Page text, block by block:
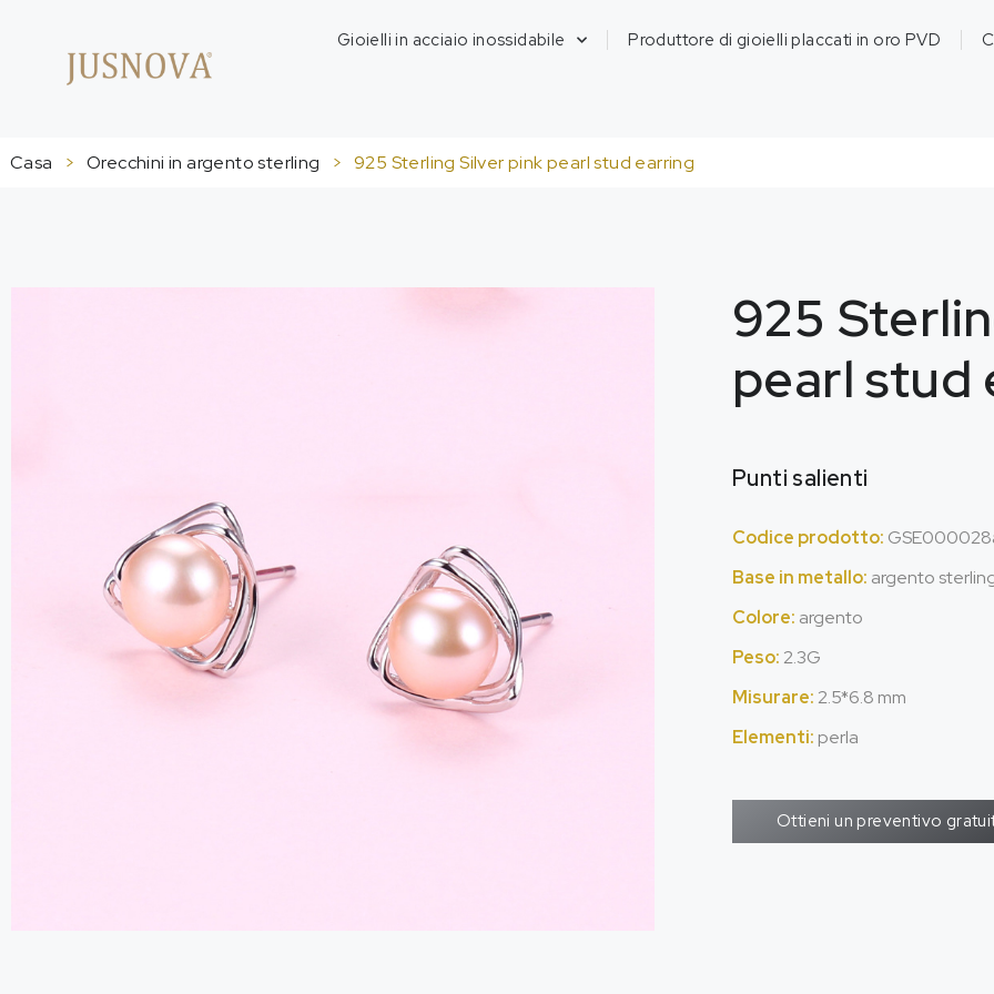
Gioielli in acciaio inossidabile Produttore di gioielli placcati in oro PVD
Casa > Orecchini in argento sterling > 925 Sterling Silver pink pearl stud earring
925
pearl stud
Punti salienti
Codice prodotto:
Base in metallo: argento
Colore: argento
Peso: 2.3G
Misurare: 2.5*6.8 mm
Elementi: perla
Ottieni un preventivo